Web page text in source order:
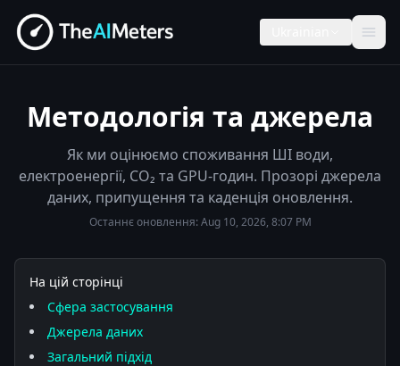
Методологія та джерела
Як ми оцінюємо споживання ШІ води,
електроенергії, CO₂ та GPU-годин. Прозорі джерела
даних, припущення та каденція оновлення.
Останнє оновлення:Aug 10, 2026, 8:07 PM
На цій сторінці
Сфера застосування
Джерела даних
Загальний підхід